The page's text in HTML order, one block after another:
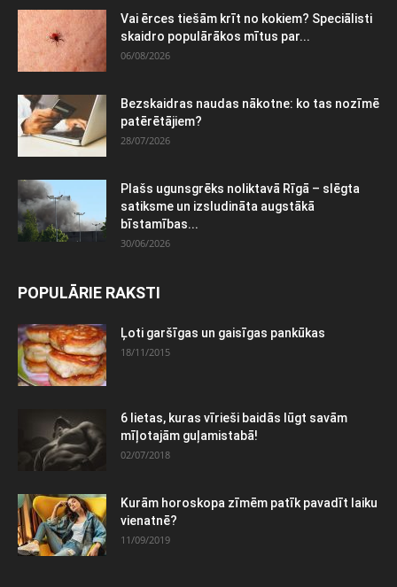
Vai ērces tiešām krīt no kokiem? Speciālisti
skaidro populārākos mītus par...
06/08/2026
Bezskaidras naudas nākotne: ko tas nozīmē
patērētājiem?
28/07/2026
Plašs ugunsgrēks noliktavā Rīgā – slēgta
satiksme un izsludināta augstākā
bīstamības...
30/06/2026
POPULĀRIE RAKSTI
Ļoti garšīgas un gaisīgas pankūkas
18/11/2015
6 lietas, kuras vīrieši baidās lūgt savām
mīļotajām guļamistabā!
02/07/2018
Kurām horoskopa zīmēm patīk pavadīt laiku
vienatnē?
11/09/2019